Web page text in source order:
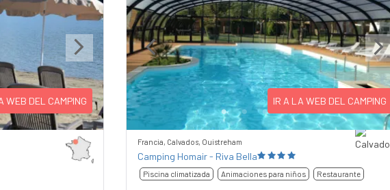
Next
WEB DEL CAMPING
Previous Next
IR A LA WEB DEL CAMPING
Francia, Calvados, Ouistreham
Camping Homair - Riva Bella
Piscina climatizada Animaciones para niños Restaurante